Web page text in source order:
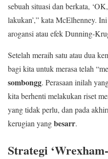
sebuah situasi dan berkata,
lakukan’,” kata McElhenney.
arogansi atau efek Dunning-
Setelah meraih satu atau dua
bagi kita untuk merasa telah
sombongg. Perasaan inilah
kita berhenti melakukan riset
yang tidak perlu, dan pada
kerugian yangbesarr.
Strategi